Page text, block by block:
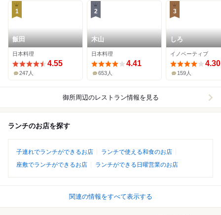
1
飯田
日本料理
4.55
247人
2
木山
日本料理
4.41
653人
3
しろ
イノベーティブ
4.30
159人
御所周辺のレストラン情報を見る
ランチのお店を探す
子連れでランチができるお店
ランチで使える和食のお店
座敷でランチができるお店
ランチができる日曜営業のお店
関連の情報をすべて表示する